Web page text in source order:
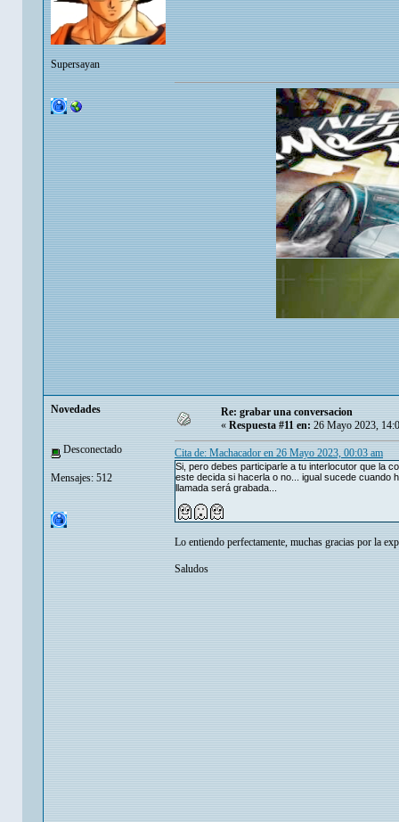
Supersayan
Novedades
Desconectado
Mensajes: 512
Re: grabar una conversacion
« Respuesta #11 en: 26 Mayo 2023,
Cita de: Machacador en 26 Mayo 2023, 00:03 am
Si, pero debes participarle a tu interlocutor que la
este decida si hacerla o no... igual sucede cuando
llamada será grabada...
Lo entiendo perfectamente, muchas gracias por la
Saludos